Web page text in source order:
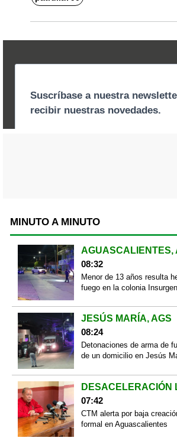
MINUTO A MINUTO
AGUASCALIENTES,
08:32
Menor de 13 años resulta
fuego en la colonia
JESÚS MARÍA, AGS
08:24
Detonaciones de arma de
de un domicilio en Jesús
DESACELERACIÓN
07:42
CTM alerta por baja
formal en Aguascalientes